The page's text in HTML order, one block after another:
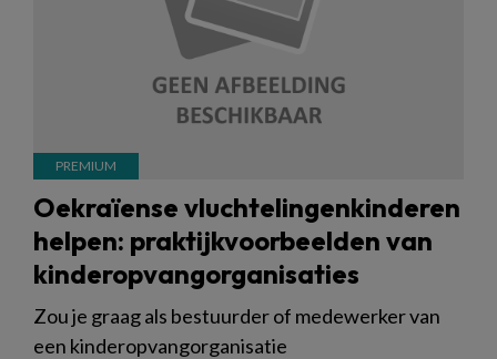
Oekraïense vluchtelingenkinderen
helpen: praktijkvoorbeelden van
kinderopvangorganisaties
Zou je graag als bestuurder of medewerker van
een kinderopvangorganisatie